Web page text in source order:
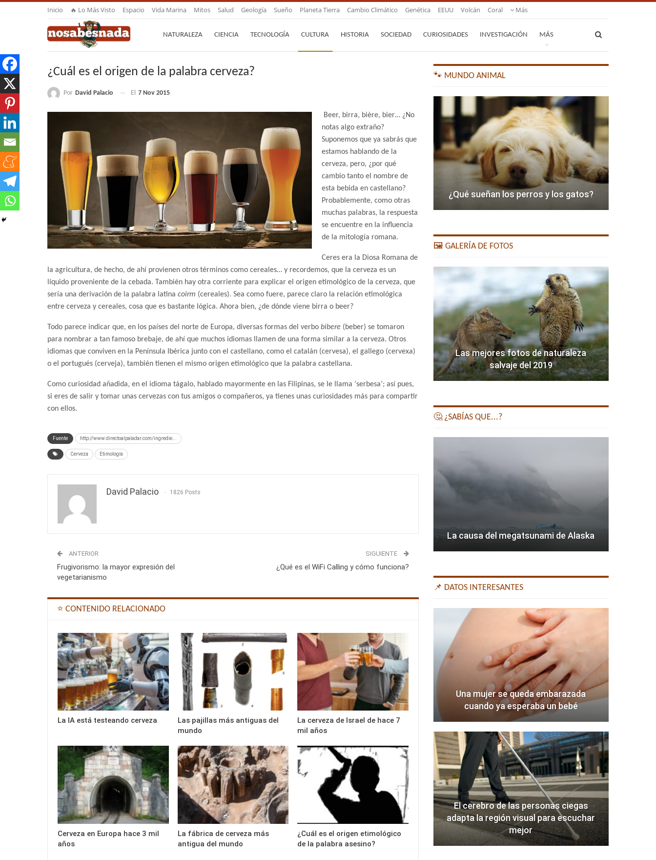
Inicio 🔥 Lo Más Visto Espacio Vida Marina Mitos Salud Geología Sueño Planeta Tierra Cambio Climático Genética EEUU Volcán Coral Más
NATURALEZA CIENCIA TECNOLOGÍA CULTURA HISTORIA SOCIEDAD CURIOSIDADES INVESTIGACIÓN MÁS
¿Cuál es el origen de la palabra cerveza?
Por David Palacio El 7 Nov 2015
Beer, birra, bière, bier… ¿No
notas algo extraño?
Suponemos que ya sabrás que
estamos hablando de la
cerveza, pero, ¿por qué
cambio tanto el nombre de
esta bebida en castellano?
Probablemente, como otras
muchas palabras, la respuesta
se encuentre en la influencia
de la mitología romana.
Ceres era la Diosa Romana de
la agricultura, de hecho, de ahí provienen otros términos como cereales… y recordemos, que la cerveza es un
líquido proveniente de la cebada. También hay otra corriente para explicar el origen etimológico de la cerveza, que
sería una derivación de la palabra latina coirm (cereales). Sea como fuere, parece claro la relación etimológica
entre cerveza y cereales, cosa que es bastante lógica. Ahora bien, ¿de dónde viene birra o beer?
Todo parece indicar que, en los países del norte de Europa, diversas formas del verbo bibere (beber) se tomaron
para nombrar a tan famoso brebaje, de ahí que muchos idiomas llamen de una forma similar a la cerveza. Otros
idiomas que conviven en la Península Ibérica junto con el castellano, como el catalán (cervesa), el gallego (cervexa)
o el portugués (cerveja), también tienen el mismo origen etimológico que la palabra castellana.
Como curiosidad añadida, en el idioma tágalo, hablado mayormente en las Filipinas, se le llama ‘serbesa’; así pues,
si eres de salir y tomar unas cervezas con tus amigos o compañeros, ya tienes unas curiosidades más para compartir
con ellos.
Fuente http://www.directoalpaladar.com/ingredie...
Cerveza Etimología
David Palacio 1826 Posts
ANTERIOR
Frugivorismo: la mayor expresión del
vegetarianismo
SIGUIENTE
¿Qué es el WiFi Calling y cómo funciona?
⭐ CONTENIDO RELACIONADO
La IA está testeando cerveza
Las pajillas más antiguas del
mundo
La cerveza de Israel de hace 7
mil años
Cerveza en Europa hace 3 mil
años
La fábrica de cerveza más
antigua del mundo
¿Cuál es el origen etimológico
de la palabra asesino?
🐾 MUNDO ANIMAL
¿Qué sueñan los perros y los gatos?
🖼️ GALERÍA DE FOTOS
Las mejores fotos de naturaleza
salvaje del 2019
🤔 ¿SABÍAS QUE...?
La causa del megatsunami de Alaska
📌 DATOS INTERESANTES
Una mujer se queda embarazada
cuando ya esperaba un bebé
El cerebro de las personas ciegas
adapta la región visual para escuchar
mejor